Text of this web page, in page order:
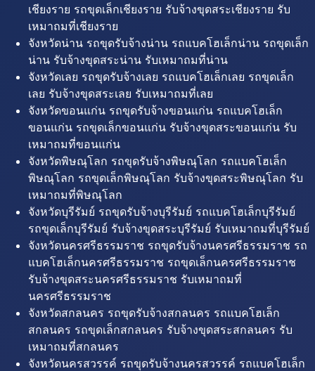
เชียงราย รถขุดเล็กเชียงราย รับจ้างขุดสระเชียงราย รับ
เหมาถมที่เชียงราย
จังหวัดน่าน รถขุดรับจ้างน่าน รถแบคโฮเล็กน่าน รถขุดเล็ก
น่าน รับจ้างขุดสระน่าน รับเหมาถมที่น่าน
จังหวัดเลย รถขุดรับจ้างเลย รถแบคโฮเล็กเลย รถขุดเล็ก
เลย รับจ้างขุดสระเลย รับเหมาถมที่เลย
จังหวัดขอนแก่น รถขุดรับจ้างขอนแก่น รถแบคโฮเล็ก
ขอนแก่น รถขุดเล็กขอนแก่น รับจ้างขุดสระขอนแก่น รับ
เหมาถมที่ขอนแก่น
จังหวัดพิษณุโลก รถขุดรับจ้างพิษณุโลก รถแบคโฮเล็ก
พิษณุโลก รถขุดเล็กพิษณุโลก รับจ้างขุดสระพิษณุโลก รับ
เหมาถมที่พิษณุโลก
จังหวัดบุรีรัมย์ รถขุดรับจ้างบุรีรัมย์ รถแบคโฮเล็กบุรีรัมย์
รถขุดเล็กบุรีรัมย์ รับจ้างขุดสระบุรีรัมย์ รับเหมาถมที่บุรีรัมย์
จังหวัดนครศรีธรรมราช รถขุดรับจ้างนครศรีธรรมราช รถ
แบคโฮเล็กนครศรีธรรมราช รถขุดเล็กนครศรีธรรมราช
รับจ้างขุดสระนครศรีธรรมราช รับเหมาถมที่
นครศรีธรรมราช
จังหวัดสกลนคร รถขุดรับจ้างสกลนคร รถแบคโฮเล็ก
สกลนคร รถขุดเล็กสกลนคร รับจ้างขุดสระสกลนคร รับ
เหมาถมที่สกลนคร
จังหวัดนครสวรรค์ รถขุดรับจ้างนครสวรรค์ รถแบคโฮเล็ก